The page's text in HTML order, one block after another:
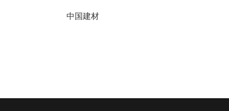
中国建材